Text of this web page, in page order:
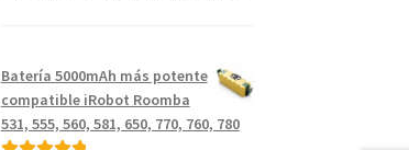
Batería 5000mAh más potente
compatible iRobot Roomba
531, 555, 560, 581, 650, 770, 760, 780